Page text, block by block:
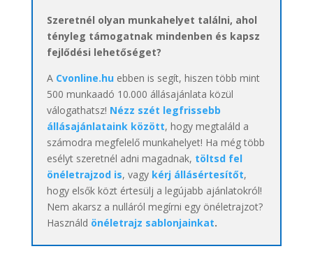
Szeretnél olyan munkahelyet találni, ahol
tényleg támogatnak mindenben és kapsz
fejlődési lehetőséget?
A Cvonline.huebben is segít, hiszen több mint
500 munkaadó 10.000 állásajánlata közül
válogathatsz! Nézz szét legfrissebb
állásajánlataink között, hogy megtaláld a
számodra megfelelő munkahelyet! Ha még több
esélyt szeretnél adni magadnak, töltsd fel
önéletrajzod is, vagy kérj állásértesítőt,
hogy elsők közt értesülj a legújabb ajánlatokról!
Nem akarsz a nulláról megírni egy önéletrajzot?
Használd önéletrajz sablonjainkat.